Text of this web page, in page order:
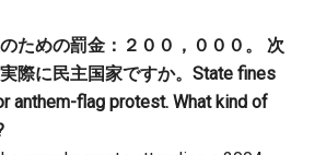
ための罰金：２００，０００。 次
際に民主国家ですか。State fines
anthem-flag protest. What kind of